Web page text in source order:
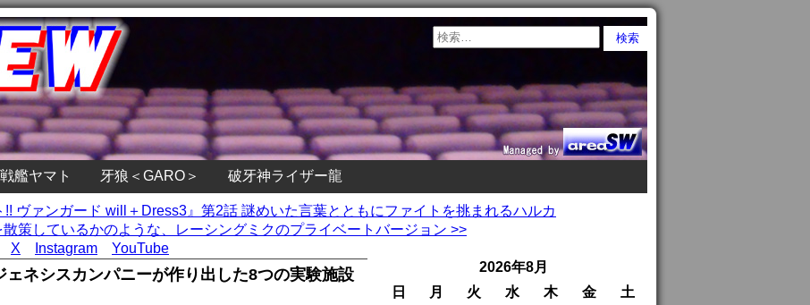
艦ヤマト 牙狼＜GARO＞ 破牙神ライザー龍
!! ヴァンガード will＋Dress3』第2話 謎めいた言葉とともにファイトを挑まれるハルカ
策しているかのような、レーシングミクのプライベートバージョン >>
X Instagram YouTube
ェネシスカンパニーが作り出した8つの実験施設
2026年8月
日
月 火 水 木 金 土